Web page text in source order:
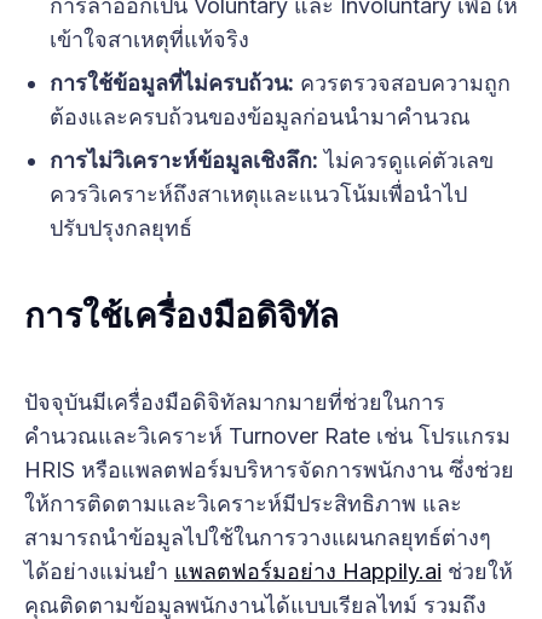
เข้าใจสาเหตุที่แท้จริง
การใช้ข้อมูลที่ไม่ครบถ้วน: ควรตรวจสอบความถูก
ต้องและครบถ้วนของข้อมูลก่อนนำมาคำนวณ
การไม่วิเคราะห์ข้อมูลเชิงลึก: ไม่ควรดูแค่ตัวเลข
ควรวิเคราะห์ถึงสาเหตุและแนวโน้มเพื่อนำไป
ปรับปรุงกลยุทธ์
การใช้เครื่องมือดิจิทัล
ปัจจุบันมีเครื่องมือดิจิทัลมากมายที่ช่วยในการ
คำนวณและวิเคราะห์ Turnover Rate เช่น โปรแกรม
HRIS หรือแพลตฟอร์มบริหารจัดการพนักงาน ซึ่งช่วย
ให้การติดตามและวิเคราะห์มีประสิทธิภาพ และ
สามารถนำข้อมูลไปใช้ในการวางแผนกลยุทธ์ต่างๆ
ได้อย่างแม่นยำ แพลตฟอร์มอย่าง Happily.ai ช่วยให้
คุณติดตามข้อมูลพนักงานได้แบบเรียลไทม์ รวมถึง